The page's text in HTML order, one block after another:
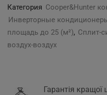
Категория Cooper&Hunter
Инверторные
площадь до 25 (м²), Сплит-
воздух-воздух
Гарантія кращої